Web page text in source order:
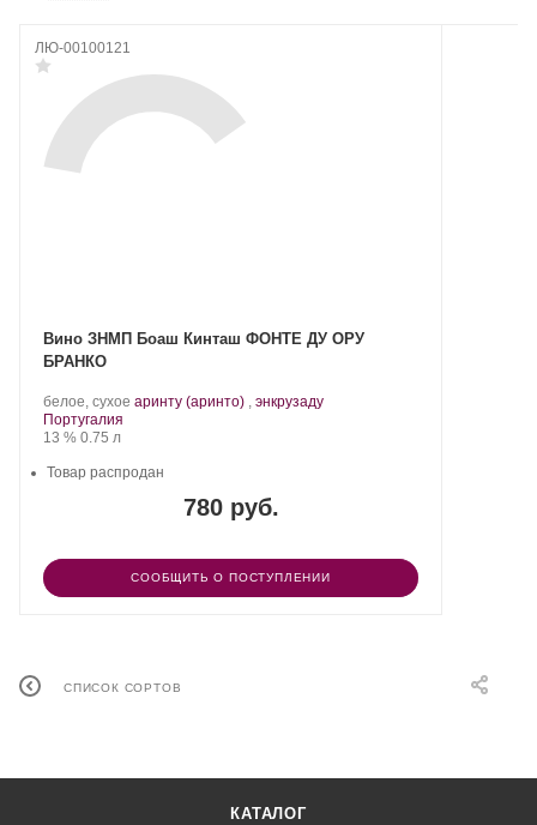
ЛЮ-00100121
Вино ЗНМП Боаш Кинташ ФОНТЕ ДУ ОРУ
БРАНКО
белое, сухое .аринту (аринто) , энкрузаду.
Регион:
Португалия
Крепость
13 %. Объем
0.75 л
780 руб.
Товар распродан
СООБЩИТЬ О ПОСТУПЛЕНИИ
СПИСОК СОРТОВ
КАТАЛОГ